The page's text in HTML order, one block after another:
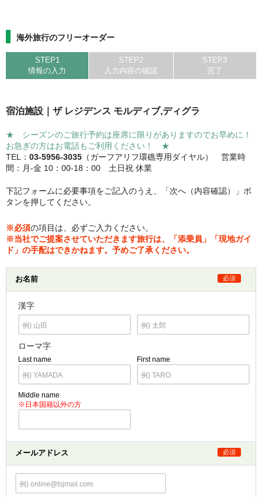
海外旅行のフリーオーダー
STEP1
情報の入力
STEP2
入力内容の確認
STEP3
完了
宿泊施設｜ザ レジデンス モルディブ,ディグラ
★ シーズンのご旅行予約は座席に限りがありますのでお早めに！
お急ぎの方はお電話もご利用ください！ ★
TEL： 03-5956-3035 （ガーフアリフ環礁専用ダイヤル） 営業時
間：月-金 10：00-18：00 土日祝 休業
下記フォームに必要事項をご記入のうえ、「次へ（内容確認）」ボ
タンを押してください。
※必須の項目は、必ずご入力ください。
※当社でご提案させていただきます旅行は、「添乗員」「現地ガイ
ド」の手配はできかねます。予めご了承ください。
お名前 必須
漢字
ローマ字
Last name First name
Middle name
※日本国籍以外の方
メールアドレス 必須